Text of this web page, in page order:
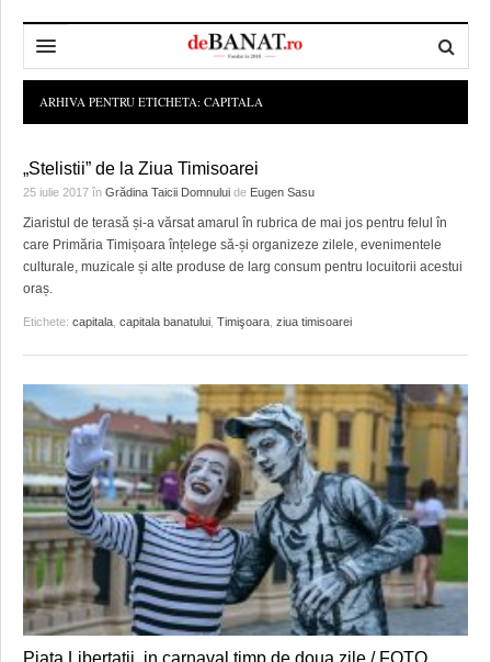
POLITICA DE COOKIES
POLITICA DE CONFIDENȚIALITATE
CONSILIUL JUDEŢEAN TIMIŞ
PREFECTURA TIMIŞ
POLITICA
SPORT
POLI TIMISOARA
FOTBAL JUDETEAN
ALTE SPORTURI
OPINII
DOSARELE DEBANAT
ETICA LUCIDITĂȚII ASISTATE
JURNAL DE CAMPANIE
ZÂMBETE AMARE
GRĂDINA TAICII DOMNULUI
ZIARISTU’ DE TERASĂ
CU OIŞTEA-N KIERKEGAARD
FINANŢĂRI DE LA A LA Z
TIMP LIBER ȘI CULTURĂ
TIMP LIBER
ULTRAMARIN VA RECOMANDA
CULTURA
CRONICĂ DE FILM
UNDE MERGEM
FILME DOCUMENTARE
CLIPURI VIDEO
ECONOMIC
AFACERI
SĂNĂTATE
MAI MULTE
ACCIDENTE
ANUNŢURI
INFO SI UTILE
CULTURA
ARHIVA PENTRU ETICHETA: CAPITALA
„Stelistii” de la Ziua Timisoarei
25 iulie 2017 în Grădina Taicii Domnului de Eugen Sasu
Ziaristul de terasă și-a vărsat amarul în rubrica de mai jos pentru felul în
care Primăria Timișoara înțelege să-și organizeze zilele, evenimentele
culturale, muzicale și alte produse de larg consum pentru locuitorii acestui
oraș.
Etichete: capitala capitala banatului Timişoara ziua timisoarei